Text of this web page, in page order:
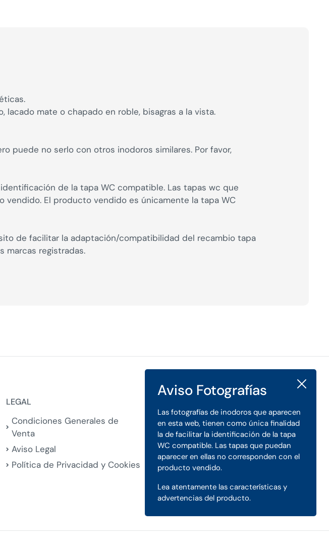
mate o chapado en roble, bisagras a la vista.
puede no serlo con otros inodoros similares. Por favor,
de la tapa WC compatible. Las tapas wc que
El producto vendido es únicamente la tapa WC
de facilitar la adaptación/compatibilidad del recambio tapa
marcas registradas.
LEGAL
Condiciones Generales de
Venta
Aviso Legal
Política de Privacidad y Cookies
Aviso Fotografías
Las fotografías de inodoros que aparecen
en esta web, tienen como única finalidad
la de facilitar la identificación de la tapa
WC compatible. Las tapas que puedan
aparecer en ellas no corresponden con el
producto vendido.
Lea atentamente las características y
advertencias del producto.
Cerrar